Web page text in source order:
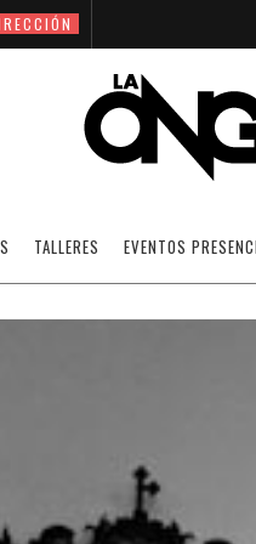
TALLERES EVENTOS
DE LUIS